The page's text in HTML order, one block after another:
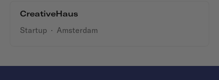
CreativeHaus
Startup · Amsterdam